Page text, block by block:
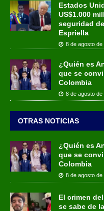
Estados
US$1.000
seguridad
Espriella
8 de agosto de
¿Quién es
que se
Colombia
8 de agosto de
OTRAS NOTICIAS
¿Quién es
que se
Colombia
8 de agosto de
El crimen
se sabe de